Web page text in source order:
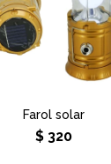
Farol solar
$ 320